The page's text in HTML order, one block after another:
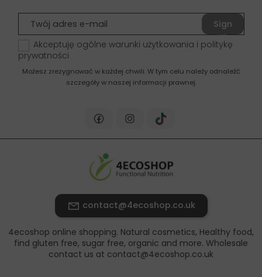
Sign
up
Akceptuję ogólne warunki użytkowania i politykę
prywatności
Możesz zrezygnować w każdej chwili. W tym celu należy odnaleźć
szczegóły w naszej informacji prawnej.
contact@4ecoshop.co.uk
4ecoshop online shopping. Natural cosmetics, Healthy food,
find gluten free, sugar free, organic and more. Wholesale
contact us at contact@4ecoshop.co.uk